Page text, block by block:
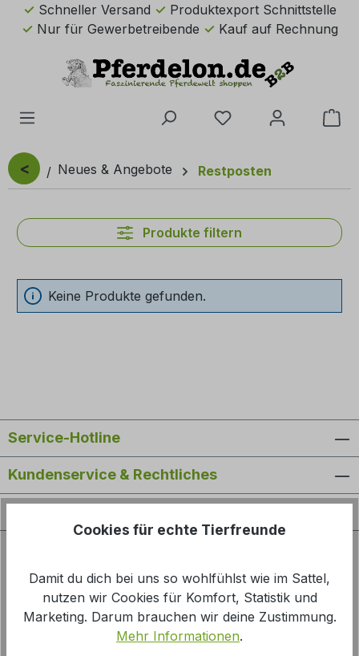
Zum Hauptinhalt springen
Schneller Versand
Produktexport Schnittstelle
Nur für Gewerbetreibende
Kauf auf Rechnung
Du hast 0 Produkte
< Neues & Angebote Restposten
Produkte filtern
Keine Produkte gefunden.
Service-Hotline
Kundenservice & Rechtliches
Kauf auf Rechnung
Schneller Versand aus Deutschland
Nur für Gewerbetreibende
Cookies für echte Tierfreunde
Damit du dich bei uns so wohlfühlst wie im Sattel,
nutzen wir Cookies für Komfort, Statistik und
Marketing. Darum brauchen wir deine Zustimmung.
Mehr Informationen.